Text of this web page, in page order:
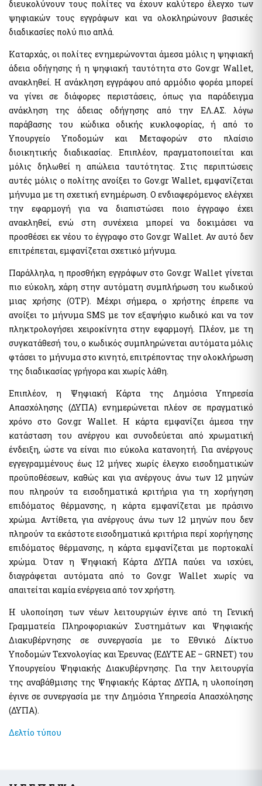
Μισθοδοσία υπαλλήλων Υπ. Οικονομικών & Εποπτευόμενων
Φορέων
e-Δελτίο Ατομικής Υπηρεσιακής Κατάστασης (ΔΑΥΚ)
Ακίνητα
Εκτιμήσεις Τιμών Ζώνης ΑΠΑΑ
Μητρώο Αξιών Μεταβιβάσεων Ακινήτων
Φύλλα Υπολογισμού ΑΠΑΑ
Οδηγίες - Έντυπα
e-Έντυπα
Λοιπές Υπηρεσίες Δ.Δ.
Εθνικό Μητρώο Επικοινωνίας (Ε.Μ.Επ) Κέντρο Ειδοποιήσεων
Κράτος φιλικό προς τον πολίτη (ΔΔ)
Υπηρεσία Εξουσιοδότησης Χρηστών Οριζόντιων
Πληροφοριακών Συστημάτων Δημόσιας Διοίκησης
Υπηρεσία Εξουσιοδότησης Χρηστών Ιδιωτικού Τομέα για
πρόσβαση σε εξειδικευμένα πληροφοριακά συστήματα του
δημοσίου
Μητρώο Ανθρώπινου Δυναμικού Ελληνικού Δημοσίου
Κωδικοί Δημόσιας Διοίκησης
Μητρώο Πιστοποιημένων Εκτιμητών Δημοσίου
Σύνοψη Μητρώου Δεσμεύσεων
Ψηφιακές Υπογραφές
Εθνικό Μητρώο Ζώων Συντροφιάς (Ε.Μ.Ζ.Σ.)
Ψηφιακό Μητρώο Λεσχών Μελών Φιλάθλων
Αναζήτηση Αναγνωριστικών Αριθμών μέσω του ΠΑ
Διασταυρωτικοί Έλεγχοι Οχημάτων (για Δημόσια Διοίκηση)
Ειδική ηλεκτρονική εφαρμογή "Στοιχεία προσώπου (myInfo)
για τα Κέντρα εξυπηρέτησης Πολιτών (ΚΕΠ)" - Ειδική
ηλεκτρονική εφαρμογή "Στοιχεία Προσώπου (myInfo) για τις
έμμισθες Προξενικές Αρχές (ΕΠΑ)"
Ψηφιακή πλατφόρμα συλλογής και τήρησης στατιστικών
στοιχείων για θέματα πρόληψης και καταπολέμησης της
νομιμοποίησης εσόδων από εγκληματικές δραστηριότητες και
της χρηματοδότησης της τρομοκρατίας
Απόκρυψη λίστας
Αιγιαλοί - Δημόσια Περιουσία
e-Δημοπρασίες Αιγιαλών
Ευρετήριο και Χάρτης Καθορισμένου Αιγιαλού
e-Aιτήσεις προς τις Υπηρεσίες Δημόσιας Περιουσίας
Ψηφιακές Υπηρεσίες Κοινωφελών Περιουσιών
Επιχειρήσεις
Εξωδικαστικός Μηχανισμός
Μητρώο Δεξαμενών Ενεργειακών Προϊόντων
Μητρώο Πραγματικών Δικαιούχων
Προστασία επιχειρήσεων πληγέντων Κορωνοϊού Αίτηση
υπαγωγής στη διαδικασία συνεισφοράς Δημοσίου στην
αποπληρωμή επιχειρηματικών δανείων
Know Your Business – (eGov-KYB)
Σύστημα Ιχνηλασιμότητας Καπνικών Προϊόντων (ID Issuer)
Aκίνητα
Φύλλα Υπολογισμού ΑΠΑΑ
Εκτιμήσεις Τιμών Ζώνης ΑΠΑΑ
Μητρώο Αξιών Μεταβιβάσεων Ακινήτων
Πλατφόρμα δήλωσης διόρθωσης τ.μ. ακινήτων προς τους ΟΤΑ
Προστασία Κύριας Κατοικίας πληγέντων Κορωνοιού
Υπηρεσίες ΑΑΔΕ
Φορολογία Πολιτών / Επιχειρήσεων
Ακίνητα Ε9 / ΕΝΦΙΑ / Μισθωτήρια
Επιδόματα / Παροχές
Οχήματα
Τηλεπικοινωνίες
Μητρώο Δικαιούχων Απαλλαγής Τελών Συνδρομητών Κινητής
Τηλεφωνίας και Καρτοκινητής Τηλεφωνίας (Μη.Δ.Α.Τε.)
Ελεγκτικές Υπηρεσίες Ελληνικού Δημοσίου
Υποβολή δήλωσης "ΠΟΘΕΝ ΕΣΧΕΣ"
Επιδόματα- Παροχές
Κοινωνικό μέρισμα
Μεταφορικό Ισοδύναμο
Στοιχεία Πολιτών και εξ Αποστάσεως Εξυπηρέτηση
myConsulLive - Εξυπηρέτηση με τηλεδιάσκεψη από
Προξενική Αρχή του Υπουργείου Εξωτερικών
myKEPlive - Εξυπηρέτηση με τηλεδιάσκεψη από Κέντρο
Εξυπηρέτησης Πολιτών (ΚΕΠ)
Ηλεκτρονικό αίτημα ραντεβού σε Κέντρο Εξυπηρέτησης
myEFKALive - Εξυπηρέτηση με τηλεδιάσκεψη από τον e-ΕΦΚΑ
διευκολύνουν τους πολίτες να έχουν καλύτερο έλεγχο των
ψηφιακών τους εγγράφων και να ολοκληρώνουν βασικές
διαδικασίες πολύ πιο απλά.
Καταρχάς, οι πολίτες ενημερώνονται άμεσα μόλις η ψηφιακή
άδεια οδήγησης ή η ψηφιακή ταυτότητα στο Gov.gr Wallet,
ανακληθεί. Η ανάκληση εγγράφου από αρμόδιο φορέα μπορεί
να γίνει σε διάφορες περιστάσεις, όπως για παράδειγμα
ανάκληση της άδειας οδήγησης από την ΕΛ.ΑΣ. λόγω
παράβασης του κώδικα οδικής κυκλοφορίας, ή από το
Υπουργείο Υποδομών και Μεταφορών στο πλαίσιο
διοικητικής διαδικασίας. Επιπλέον, πραγματοποιείται και
μόλις δηλωθεί η απώλεια ταυτότητας. Στις περιπτώσεις
αυτές μόλις ο πολίτης ανοίξει το Gov.gr Wallet, εμφανίζεται
μήνυμα με τη σχετική ενημέρωση. Ο ενδιαφερόμενος ελέγχει
την εφαρμογή για να διαπιστώσει ποιο έγγραφο έχει
ανακληθεί, ενώ στη συνέχεια μπορεί να δοκιμάσει να
προσθέσει εκ νέου το έγγραφο στο Gov.gr Wallet. Αν αυτό δεν
επιτρέπεται, εμφανίζεται σχετικό μήνυμα.
Παράλληλα, η προσθήκη εγγράφων στο Gov.gr Wallet γίνεται
πιο εύκολη, χάρη στην αυτόματη συμπλήρωση του κωδικού
μιας χρήσης (OTP). Μέχρι σήμερα, ο χρήστης έπρεπε να
ανοίξει το μήνυμα SMS με τον εξαψήφιο κωδικό και να τον
πληκτρολογήσει χειροκίνητα στην εφαρμογή. Πλέον, με τη
συγκατάθεσή του, ο κωδικός συμπληρώνεται αυτόματα μόλις
φτάσει το μήνυμα στο κινητό, επιτρέποντας την ολοκλήρωση
της διαδικασίας γρήγορα και χωρίς λάθη.
Επιπλέον, η Ψηφιακή Κάρτα της Δημόσια Υπηρεσία
Απασχόλησης (ΔΥΠΑ) ενημερώνεται πλέον σε πραγματικό
χρόνο στο Gov.gr Wallet. Η κάρτα εμφανίζει άμεσα την
κατάσταση του ανέργου και συνοδεύεται από χρωματική
ένδειξη, ώστε να είναι πιο εύκολα κατανοητή. Για ανέργους
εγγεγραμμένους έως 12 μήνες χωρίς έλεγχο εισοδηματικών
προϋποθέσεων, καθώς και για ανέργους άνω των 12 μηνών
που πληρούν τα εισοδηματικά κριτήρια για τη χορήγηση
επιδόματος θέρμανσης, η κάρτα εμφανίζεται με πράσινο
χρώμα. Αντίθετα, για ανέργους άνω των 12 μηνών που δεν
πληρούν τα εκάστοτε εισοδηματικά κριτήρια περί χορήγησης
επιδόματος θέρμανσης, η κάρτα εμφανίζεται με πορτοκαλί
χρώμα. Όταν η Ψηφιακή Κάρτα ΔΥΠΑ παύει να ισχύει,
διαγράφεται αυτόματα από το Gov.gr Wallet χωρίς να
απαιτείται καμία ενέργεια από τον χρήστη.
Η υλοποίηση των νέων λειτουργιών έγινε από τη Γενική
Γραμματεία Πληροφοριακών Συστημάτων και Ψηφιακής
Διακυβέρνησης σε συνεργασία με το Εθνικό Δίκτυο
Υποδομών Τεχνολογίας και Έρευνας (ΕΔΥΤΕ ΑΕ – GRNET) του
Υπουργείου Ψηφιακής Διακυβέρνησης. Για την λειτουργία
της αναβάθμισης της Ψηφιακής Κάρτας ΔΥΠΑ, η υλοποίηση
έγινε σε συνεργασία με την Δημόσια Υπηρεσία Απασχόλησης
(ΔΥΠΑ).
Δελτίο τύπου